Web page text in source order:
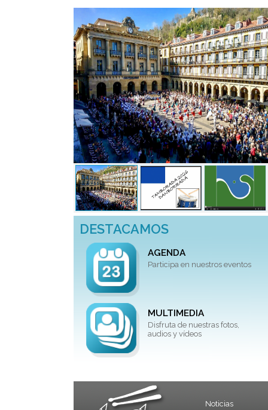
DESTACAMOS
AGENDA
Participa en nuestros eventos
MULTIMEDIA
Disfruta de nuestras fotos,
audios y vídeos
Noticias